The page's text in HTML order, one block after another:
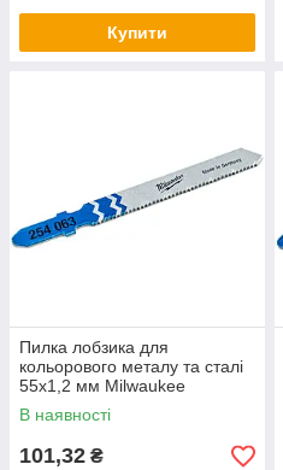
Купити
Пилка лобзика для
кольорового металу та сталі
55х1,2 мм Milwaukee
В наявності
101,32 ₴